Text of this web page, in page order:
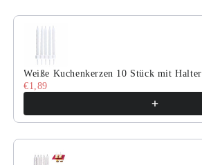
Weiße Kuchenkerzen 10 Stück mit Halter
€1,89